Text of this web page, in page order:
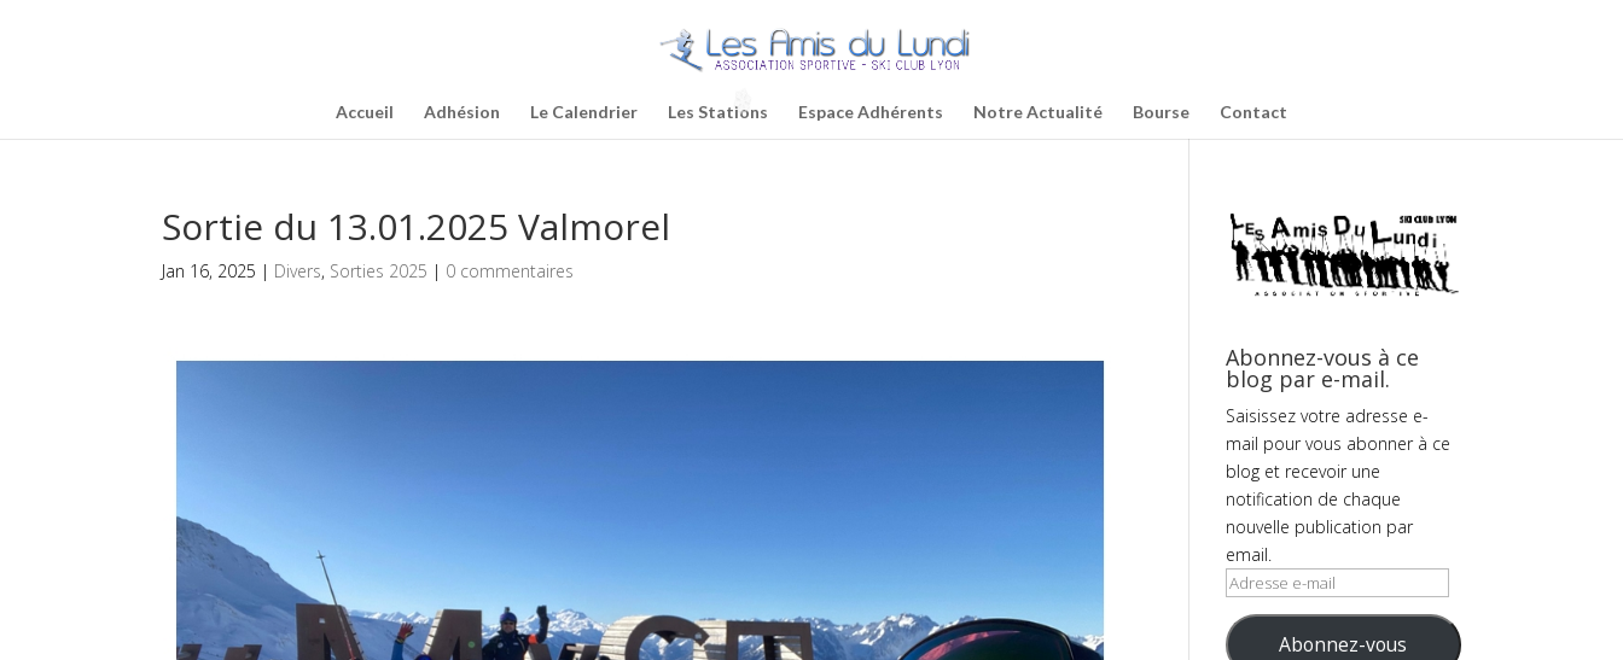
Accueil Adhésion Le Calendrier Les Stations Espace Adhérents Notre Actualité Bourse Contact
Sortie du 13.01.2025 Valmorel
Jan 16, 2025 | Divers, Sorties 2025 | 0 commentaires
Abonnez-vous à ce
blog par e-mail.
Saisissez votre adresse e-
mail pour vous abonner à ce
blog et recevoir une
notification de chaque
nouvelle publication par
email.
Adresse
mail
Abonnez-vous